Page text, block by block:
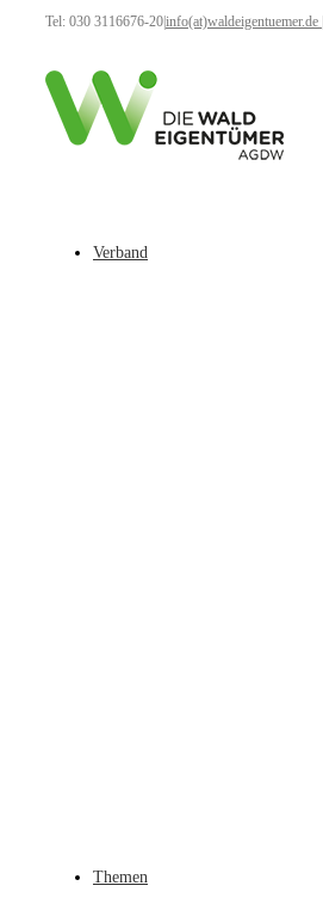
Tel: 030 3116676-20info(at)waldeigentuemer.de
Verband
Themen